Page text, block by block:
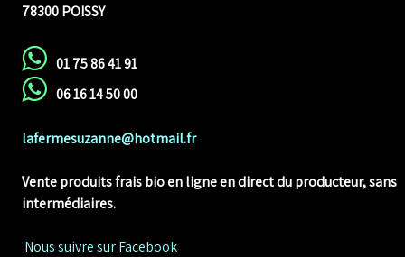
78300 POISSY
01 75 86 41 91
06 16 14 50 00
lafermesuzanne@hotmail.fr
Vente produits frais bio en ligneen direct du producteur, sans
intermédiaires.
Nous suivre sur Facebook